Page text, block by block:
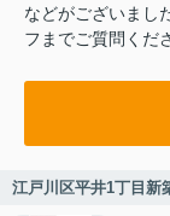
などがございまし
フまでご質問くだ
江戸川区平井1丁目新